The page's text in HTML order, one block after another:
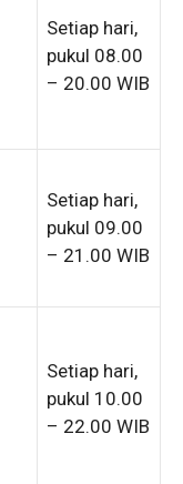
Setiap hari,
pukul 08.00
– 20.00 WIB
Setiap hari,
pukul 09.00
– 21.00 WIB
Setiap hari,
pukul 10.00
– 22.00 WIB